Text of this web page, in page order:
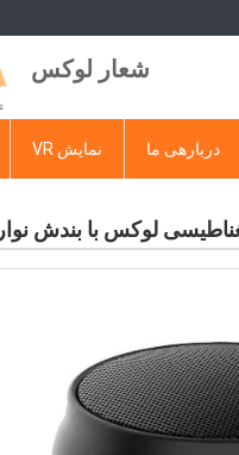
شعار لوکس
نمایش VR دربارهی ما
لوکس با بندش نوار